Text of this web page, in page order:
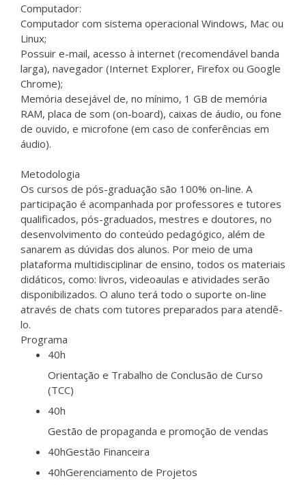
Computador:
Computador com sistema operacional Windows, Mac ou
Linux;
Possuir e-mail, acesso à internet (recomendável banda
larga), navegador (Internet Explorer, Firefox ou Google
Chrome);
Memória desejável de, no mínimo, 1 GB de memória
RAM, placa de som (on-board), caixas de áudio, ou fone
de ouvido, e microfone (em caso de conferências em
áudio).
Metodologia
Os cursos de pós-graduação são 100% on-line. A
participação é acompanhada por professores e tutores
qualificados, pós-graduados, mestres e doutores, no
desenvolvimento do conteúdo pedagógico, além de
sanarem as dúvidas dos alunos. Por meio de uma
plataforma multidisciplinar de ensino, todos os materiais
didáticos, como: livros, videoaulas e atividades serão
disponibilizados. O aluno terá todo o suporte on-line
através de chats com tutores preparados para atendê-
lo.
Programa
40h
Orientação e Trabalho de Conclusão de Curso
(TCC)
40h
Gestão de propaganda e promoção de vendas
40hGestão Financeira
40hGerenciamento de Projetos